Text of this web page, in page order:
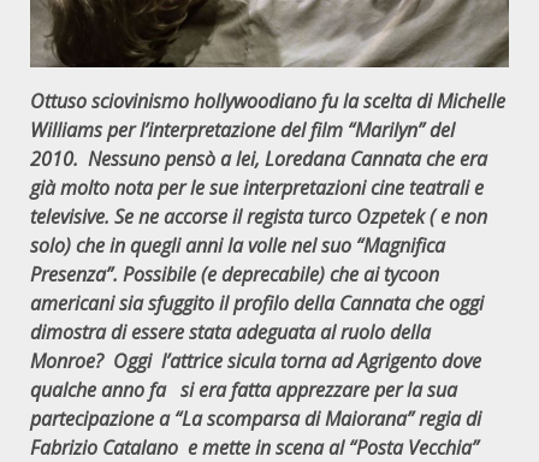
Ottuso sciovinismo hollywoodiano fu la scelta di Michelle
Williams per l’interpretazione del film “Marilyn” del
2010. Nessuno pensò a lei, Loredana Cannata che era
già molto nota per le sue interpretazioni cine teatrali e
televisive. Se ne accorse il regista turco Ozpetek ( e non
solo) che in quegli anni la volle nel suo “Magnifica
Presenza”. Possibile (e deprecabile) che ai tycoon
americani sia sfuggito il profilo della Cannata che oggi
dimostra di essere stata adeguata al ruolo della
Monroe? Oggi l’attrice sicula torna ad Agrigento dove
qualche anno fa si era fatta apprezzare per la sua
partecipazione a “La scomparsa di Maiorana” regia di
Fabrizio Catalano e mette in scena al “Posta Vecchia”